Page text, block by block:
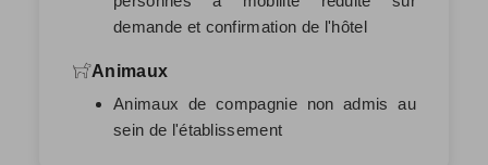
demande et confirmation de l'hôtel
Animaux
Animaux de compagnie non admis au
sein de l'établissement